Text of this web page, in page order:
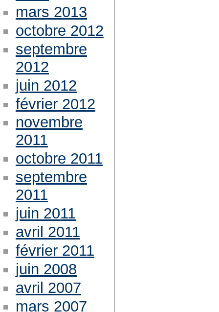
mars 2013
octobre 2012
septembre
2012
juin 2012
février 2012
novembre
2011
octobre 2011
septembre
2011
juin 2011
avril 2011
février 2011
juin 2008
avril 2007
mars 2007